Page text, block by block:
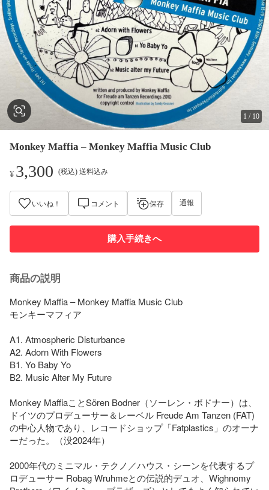
1 / 10
Monkey Maffia – Monkey Maffia Music Club
¥3,300 (税込) 送料込み
いいね！ コメント 保存 通報
購入手続きへ
商品の説明
Monkey Maffia – Monkey Maffia Music Club
モンキーマフィア
A1. Atmospheric Disturbance
A2. Adorn With Flowers
B1. Yo Baby Yo
B2. Music Alter My Future
Monkey MaffiaことSören Bodner（ソーレン・ボドナー）は、
ドイツのプロデューサー＆レーベル Freude Am Tanzen (FAT)
の中心人物であり、レコードショップ「Fatplastics」のオーナ
ーだった。（没2024年）
2000年代のミニマル・テクノ／ハウス・シーンを代表するプ
ロデューサー Robag Wruhmeとの伝説的デュオ、Wighnomy